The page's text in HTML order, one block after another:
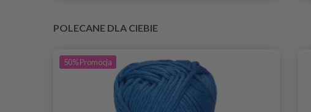
POLECANE DLA CIEBIE
50%Promocja